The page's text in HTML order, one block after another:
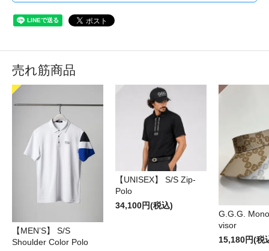
売れ筋商品
【MEN’S】 S/S
Shoulder Color Polo
【UNISEX】 S/S Zip-
Polo
34,100円(税込)
G.G.G.
visor
15,180円(税